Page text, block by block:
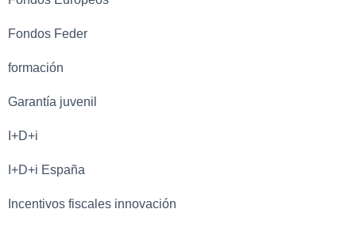
Fondos Feder
formación
Garantía juvenil
I+D+i
I+D+i España
Incentivos fiscales innovación